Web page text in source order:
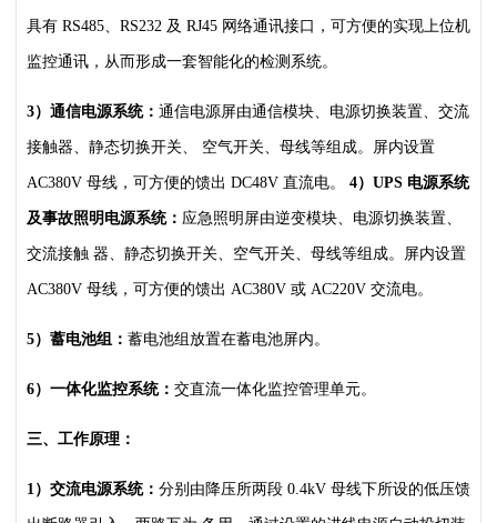
具有 RS485、RS232 及 RJ45 网络通讯接口，可方便的实现上位机
监控通讯，从而形成一套智能化的检测系统。
3）通信电源系统： 通信电源屏由通信模块、电源切换装置、交流
接触器、静态切换开关、 空气开关、母线等组成。屏内设置
AC380V 母线，可方便的馈出 DC48V 直流电。 4）UPS 电源系统
及事故照明电源系统： 应急照明屏由逆变模块、电源切换装置、
交流接触 器、静态切换开关、空气开关、母线等组成。屏内设置
AC380V 母线，可方便的馈出 AC380V 或 AC220V 交流电。
5）蓄电池组： 蓄电池组放置在蓄电池屏内。
6）一体化监控系统： 交直流一体化监控管理单元。
三、工作原理：
1）交流电源系统： 分别由降压所两段 0.4kV 母线下所设的低压馈